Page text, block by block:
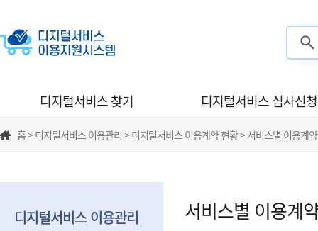
디지털서비스 찾기 디지털서비스 심사신청
홈 > 디지털서비스 이용관리 > 디지털서비스 이용계약 현황 > 서비스별 이용계
디지털서비스 이용관리 서비스별 이용계